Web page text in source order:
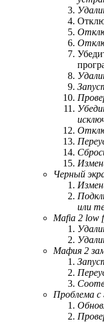
Черный
или
Mafia 2 low
Мафия 2
Проблема с